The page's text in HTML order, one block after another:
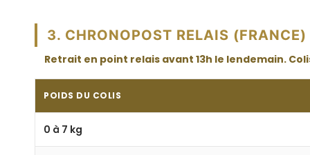
3. CHRONOPOST RELAIS (FRANCE)
Retrait en point relais avant 13h le lendemain.
POIDS DU COLIS
0 à 7 kg